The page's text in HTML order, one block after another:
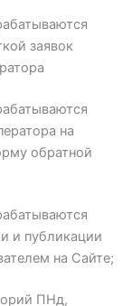
заявок
на
обратной
и публикации
на Сайте;
ПНд,